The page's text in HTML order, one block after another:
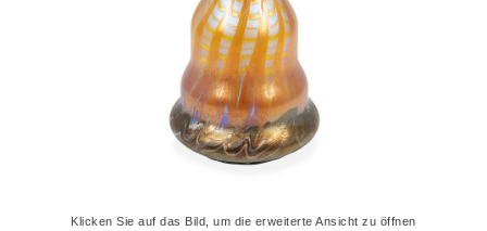
Klicken Sie auf das Bild, um die erweiterte Ansicht zu öffnen